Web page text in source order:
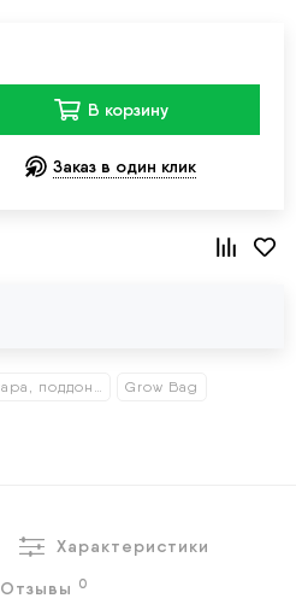
В корзину
Заказ в один клик
Горшки, тара, поддоны Grow Bag
Характеристики
Отзывы
0